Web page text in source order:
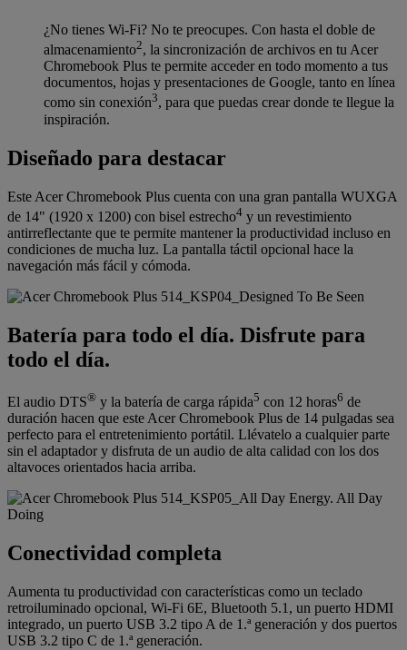
¿No tienes Wi-Fi? No te preocupes. Con hasta el doble de
almacenamiento2, la sincronización de archivos en tu Acer
Chromebook Plus te permite acceder en todo momento a tus
documentos, hojas y presentaciones de Google, tanto en línea
como sin conexión3, para que puedas crear donde te llegue la
inspiración.
Diseñado para destacar
Este Acer Chromebook Plus cuenta con una gran pantalla WUXGA
de 14" (1920 x 1200) con bisel estrecho4 y un revestimiento
antirreflectante que te permite mantener la productividad incluso en
condiciones de mucha luz. La pantalla táctil opcional hace la
navegación más fácil y cómoda.
Batería para todo el día. Disfrute para
todo el día.
El audio DTS® y la batería de carga rápida5 con 12 horas6 de
duración hacen que este Acer Chromebook Plus de 14 pulgadas sea
perfecto para el entretenimiento portátil. Llévatelo a cualquier parte
sin el adaptador y disfruta de un audio de alta calidad con los dos
altavoces orientados hacia arriba.
Conectividad completa
Aumenta tu productividad con características como un teclado
retroiluminado opcional, Wi-Fi 6E, Bluetooth 5.1, un puerto HDMI
integrado, un puerto USB 3.2 tipo A de 1.ª generación y dos puertos
USB 3.2 tipo C de 1.ª generación.